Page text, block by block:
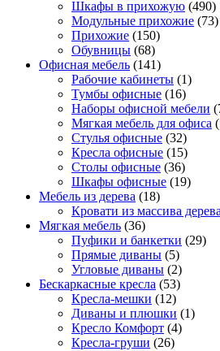
Шкафы в прихожую (490)
Модульные прихожие (73)
Прихожие (150)
Обувницы (68)
Офисная мебель (141)
Рабочие кабинеты (1)
Тумбы офисные (16)
Наборы офисной мебели
Мягкая мебель для офиса
Стулья офисные (32)
Кресла офисные (15)
Столы офисные (36)
Шкафы офисные (19)
Мебель из дерева (18)
Кровати из массива дерева
Мягкая мебель (36)
Пуфики и банкетки (29)
Прямые диваны (5)
Угловые диваны (2)
Бескаркасные кресла (53)
Кресла-мешки (12)
Диваны и плюшки (1)
Кресло Комфорт (4)
Кресла-груши (26)